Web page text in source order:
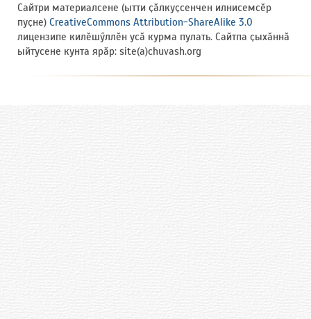
Сайтри материалсене (ытти ҫӑлкуҫсенчен илнисемсӗр
пуҫне) CreativeCommons Attribution-ShareAlike 3.0
лицензипе килӗшӳллӗн усӑ курма пулать. Сайтпа ҫыхӑннӑ
ыйтусене кунта ярӑр: site(a)chuvash.org